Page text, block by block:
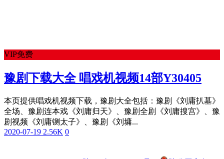
VIP免费
豫剧下载大全 唱戏机视频14部Y30405
本页提供唱戏机视频下载，豫剧大全包括：豫剧《刘庸扒墓》
全场、豫剧连本戏《刘庸归天》、豫剧全剧《刘庸搜宫》、豫
剧视频《刘庸铡太子》、豫剧《刘墉...
2020-07-19 2.56K 0